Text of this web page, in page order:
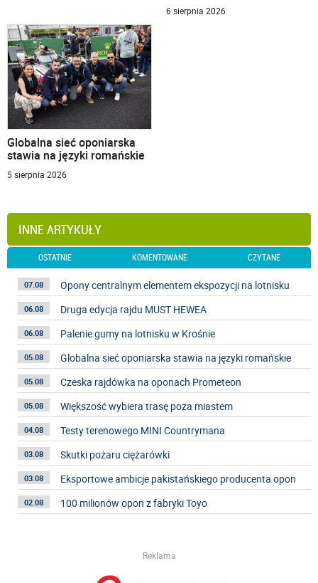
6 sierpnia 2026
Globalna sieć oponiarska
stawia na języki romańskie
5 sierpnia 2026
INNE ARTYKUŁY
OSTATNIE KOMENTOWANE CZYTANE
07.08 Opony centralnym elementem ekspozycji na lotnisku
06.08 Druga edycja rajdu MUST HEWEA
06.08 Palenie gumy na lotnisku w Krośnie
05.08 Globalna sieć oponiarska stawia na języki romańskie
05.08 Czeska rajdówka na oponach Prometeon
05.08 Większość wybiera trasę poza miastem
04.08 Testy terenowego MINI Countrymana
03.08 Skutki pożaru ciężarówki
03.08 Eksportowe ambicje pakistańskiego producenta opon
02.08 100 milionów opon z fabryki Toyo
Reklama